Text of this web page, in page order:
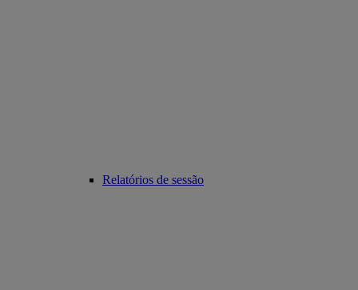
Relatórios de sessão